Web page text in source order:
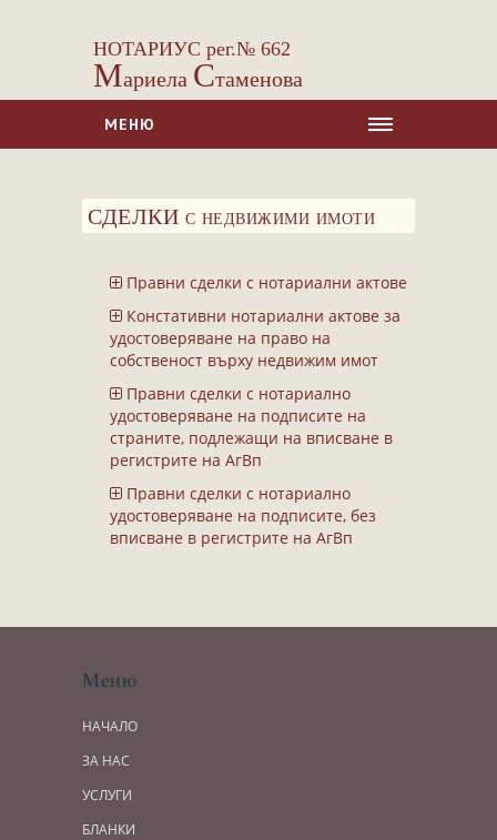
НОТАРИУС рег.№ 662
Мариела Стаменова
МЕНЮ
ЗА НАС
Сделки с недвижими имоти
Сделки с МПС
Ипотеки
Удостоверявания
Нотариални покани
Констативни протоколи
Завещания
Изготвяне на документи
ПОЛЕЗНА ИНФОРМАЦИЯ
КОНТАКТИ
СДЕЛКИ с недвижими имоти
Правни сделки с нотариални актове
Констативни нотариални актове за
удостоверяване на право на
собственост върху недвижим имот
Правни сделки с нотариално
удостоверяване на подписите на
страните, подлежащи на вписване в
регистрите на АгВп
Правни сделки с нотариално
удостоверяване на подписите, без
вписване в регистрите на АгВп
Меню
НАЧАЛО
ЗА НАС
УСЛУГИ
БЛАНКИ